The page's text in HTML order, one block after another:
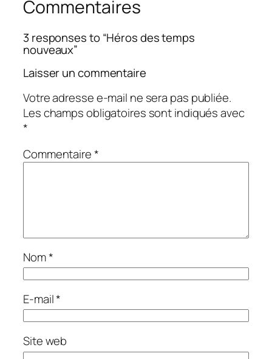
Commentaires
3 responses to “Héros des temps
nouveaux”
Laisser un commentaire
Votre adresse e-mail ne sera pas publiée.
Les champs obligatoires sont indiqués avec
*
Commentaire*
Nom*
E-mail*
Site web